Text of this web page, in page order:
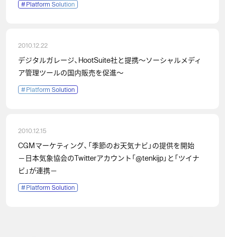
# Platform Solution
2010.12.22
デジタルガレージ、HootSuite社と提携～ソーシャルメディ
ア管理ツールの国内販売を促進～
# Platform Solution
2010.12.15
CGMマーケティング、「季節のお天気ナビ」の提供を開始
－日本気象協会のTwitterアカウント「@tenkijp」と「ツイナ
ビ」が連携－
# Platform Solution